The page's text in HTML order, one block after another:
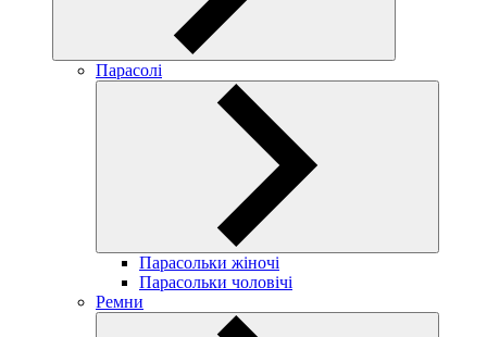
Парасолі
Парасольки жіночі
Парасольки чоловічі
Ремни